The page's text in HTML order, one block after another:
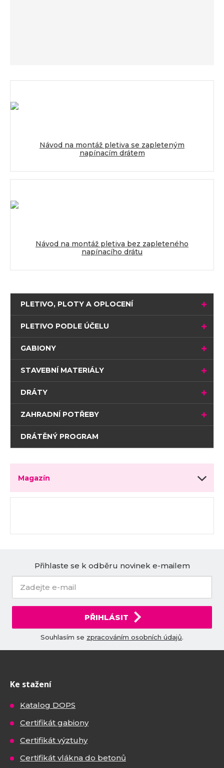
Návod na montáž pletiva se zapleteným
napínacím drátem
Návod na montáž pletiva bez zapleteného
napínacího drátu
PLETIVO, PLOTY A OPLOCENÍ
PLETIVO PODLE ÚČELU
GABIONY
STAVEBNÍ MATERIÁLY
DRÁTY
ZAHRADNÍ POTŘEBY
DRÁTĚNÝ PROGRAM
Magazín
Přihlaste se k odběru novinek e-mailem
PŘIHLÁSIT
Souhlasím se zpracováním osobních údajů.
Ke stažení
Katalog DOPS
Certifikát gabiony
Certifikát výztuhy
Certifikát vlákna do betonů